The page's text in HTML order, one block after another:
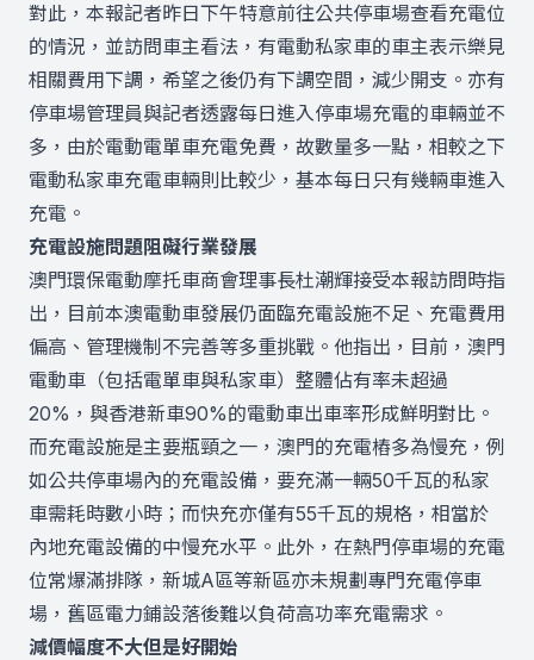
對此，本報記者昨日下午特意前往公共停車場查看充電位
的情況，並訪問車主看法，有電動私家車的車主表示樂見
相關費用下調，希望之後仍有下調空間，減少開支。亦有
停車場管理員與記者透露每日進入停車場充電的車輛並不
多，由於電動電單車充電免費，故數量多一點，相較之下
電動私家車充電車輛則比較少，基本每日只有幾輛車進入
充電。
充電設施問題阻礙行業發展
澳門環保電動摩托車商會理事長杜潮輝接受本報訪問時指
出，目前本澳電動車發展仍面臨充電設施不足、充電費用
偏高、管理機制不完善等多重挑戰。他指出，目前，澳門
電動車（包括電單車與私家車）整體佔有率未超過
20%，與香港新車90%的電動車出車率形成鮮明對比。
而充電設施是主要瓶頸之一，澳門的充電樁多為慢充，例
如公共停車場內的充電設備，要充滿一輛50千瓦的私家
車需耗時數小時；而快充亦僅有55千瓦的規格，相當於
內地充電設備的中慢充水平。此外，在熱門停車場的充電
位常爆滿排隊，新城A區等新區亦未規劃專門充電停車
場，舊區電力鋪設落後難以負荷高功率充電需求。
減價幅度不大但是好開始